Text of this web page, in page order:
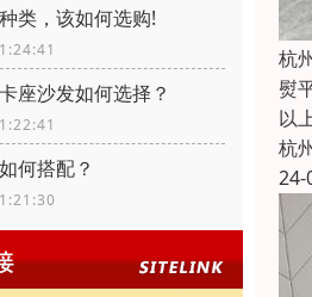
类，该如何选购!
座沙发如何选择？
何搭配？
杭
熨
以
杭
24-